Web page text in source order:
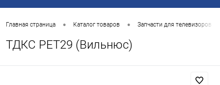
Главная страница • Каталог товаров • Запчасти для телевизоров
ТДКС PET29 (Вильнюс)